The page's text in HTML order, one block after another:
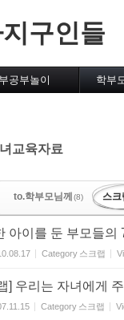
구인들
공부놀이
제출
반자료실
상자료실
학부
교육자료
to.학부모님께 (8) 스크
아이를 둔 부모들의
Category 스크랩
] 우리는 자녀에게
Category 스크랩
5
5